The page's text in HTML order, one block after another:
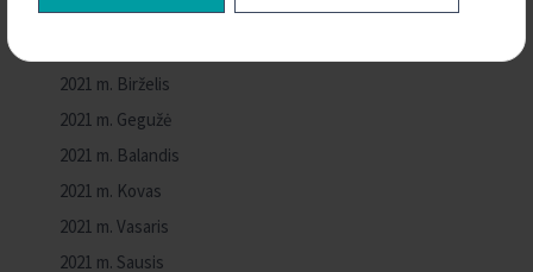
2021 m. Rugpjūtis
2021 m. Birželis
2021 m. Gegužė
2021 m. Balandis
2021 m. Kovas
2021 m. Vasaris
2021 m. Sausis